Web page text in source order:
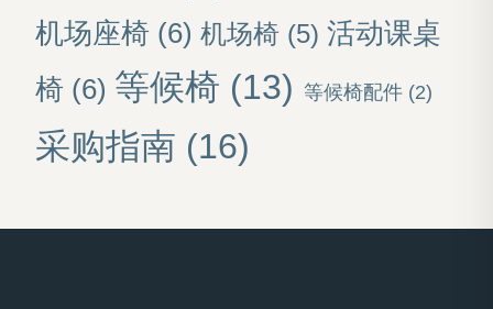
机场座椅 (6) 机场椅 (5) 活动课桌
椅 (6) 等候椅 (13) 等候椅配件 (2)
采购指南 (16)